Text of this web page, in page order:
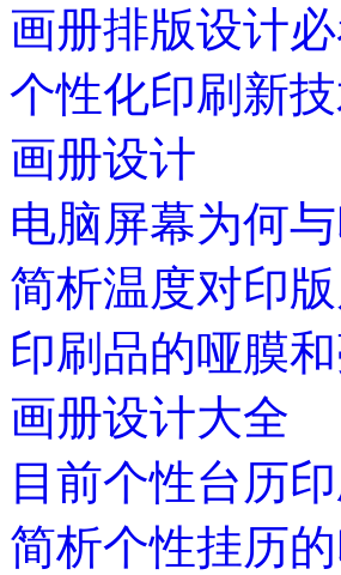
画册排版设计
个性化印刷新
画册设计
电脑屏幕为何
简析温度对印
印刷品的哑膜
画册设计大全
目前个性台历
简析个性挂历